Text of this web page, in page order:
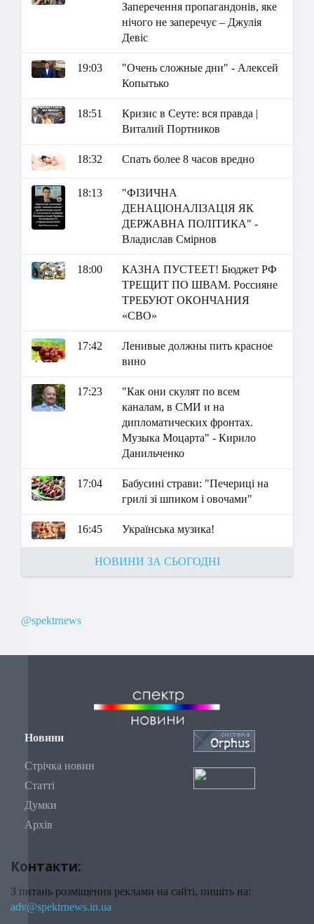
Заперечення пропагандонів, яке
нічого не заперечує – Джулія
Девіс
19:03
"Очень сложные дни" - Алексей
Копытько
18:51
Кризис в Сеуте: вся правда |
Виталий Портников
18:32 Спать более 8 часов вредно
18:13
"ФІЗИЧНА
ДЕНАЦІОНАЛІЗАЦІЯ ЯК
ДЕРЖАВНА ПОЛІТИКА" -
Владислав Смірнов
18:00
КАЗНА ПУСТЕЕТ! Бюджет РФ
ТРЕЩИТ ПО ШВАМ. Россияне
ТРЕБУЮТ ОКОНЧАНИЯ
«СВО»
17:42
Ленивые должны пить красное
вино
17:23
"Как они скулят по всем
каналам, в СМИ и на
дипломатических фронтах.
Музыка Моцарта" - Кирило
Данильченко
17:04
Бабусині страви: "Печериці на
грилі зі шпиком і овочами"
16:45 Українська музика!
НОВИНИ ЗА СЬОГОДНІ
@spektrnews
Новини
Стрічка новин
Статті
Думки
Архів
Контакти:
З питань розміщення реклами на сайті, пишіть на:
adv@spektrnews.in.ua